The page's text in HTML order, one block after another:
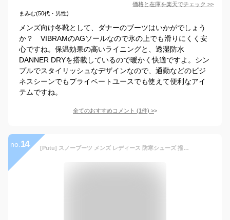
価格と在庫を楽天でチェック >>
まみむ(50代・男性)
メンズ向け冬靴として、ダナーのブーツはいかがでしょう
か？ VIBRAMのAGソールなので氷の上でも滑りにくく安
心ですね。保温効果の高いライニングと、透湿防水
DANNER DRYを搭載しているので暖かく快適ですよ。シン
プルでスタイリッシュなデザインなので、通勤などのビジ
ネスシーンでもプライベートユースでも使えて便利なアイ
テムですね。
全てのおすすめコメント (1件) >
no. 14 [Putu] スノーブーツ メンズ レディース 防寒シューズ 撥水 超軽量 滑り止め スノーシューズ 23.0